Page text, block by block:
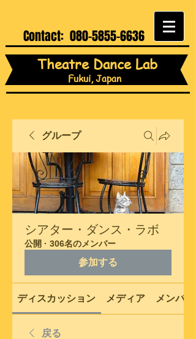
Contact: 080-5855-6636
Theatre Dance Lab
Fukui, Japan
グループ
シアター・ダンス・ラボ
公開 · 306名のメンバー
参加する
ディスカッション メディア メンバー
戻る